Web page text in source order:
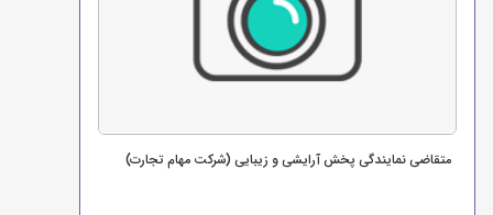
متقاضی نمایندگی پخش آرایشی و زیبایی (شرکت مهام تجارت)